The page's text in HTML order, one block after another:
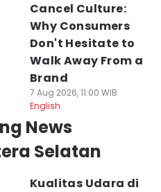
Cancel Culture:
Why Consumers
Don't Hesitate to
Walk Away From a
Brand
7 Aug 2026, 11:00 WIB
English
News
Selatan
Kualitas Udara di